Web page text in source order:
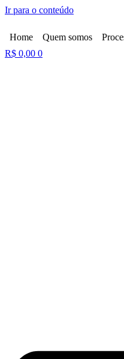
Ir para o conteúdo
Home Quem somos
R$ 0,00 0